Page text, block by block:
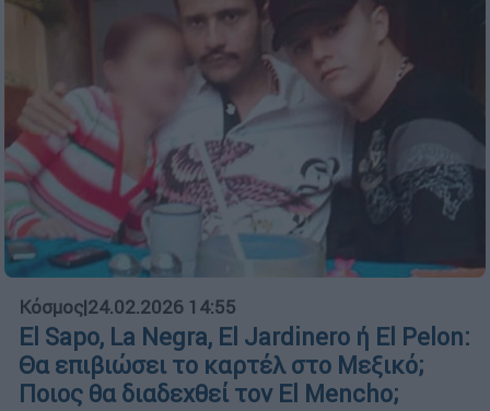
Κόσμος|24.02.2026 14:55
El Sapo, La Negra, El Jardinero ή El Pelon:
Θα επιβιώσει το καρτέλ στο Μεξικό;
Ποιος θα διαδεχθεί τον El Mencho;